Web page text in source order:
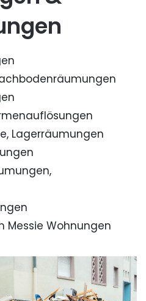
Lagerräumungen
Messie Wohnungen